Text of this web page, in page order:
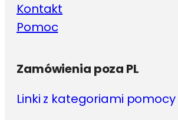
Kontakt
Pomoc
Zamówienia poza PL
Linki z kategoriami pomocy